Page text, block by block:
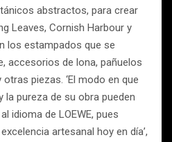
abstractos, para crear
Leaves, Cornish Harbour y
los estampados que se
accesorios de lona, pañuelos
piezas. ‘El modo en que
la pureza de su obra pueden
idioma de LOEWE, pues
artesanal hoy en día’,